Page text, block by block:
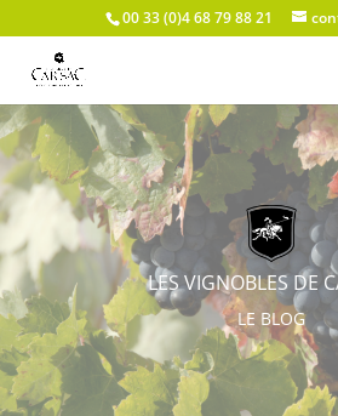
00 33 (0)4 68 79 88 21
LES VIGNOBLES DE
LE BLOG